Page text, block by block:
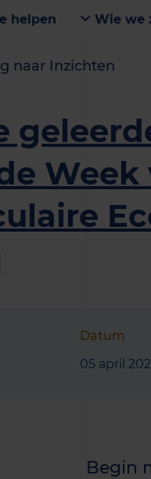
helpen Wie we
naar Inzichten
Week
Datum
05 april
Begin